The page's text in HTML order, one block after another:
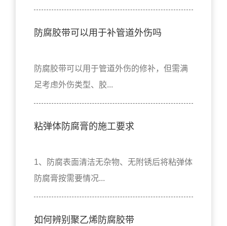
防腐胶带可以用于补管道外伤吗
防腐胶带可以用于管道外伤的修补，但需满
足考虑外伤类型、胶...
粘弹体防腐膏的施工要求
1、防腐表面清洁无杂物、无附锈后将粘弹体
防腐膏按需要情况...
如何辨别聚乙烯防腐胶带